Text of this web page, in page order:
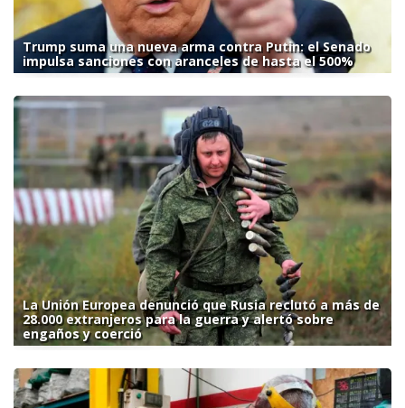
Trump suma una nueva arma contra Putin: el Senado
impulsa sanciones con aranceles de hasta el 500%
La Unión Europea denunció que Rusia reclutó a más de
28.000 extranjeros para la guerra y alertó sobre
engaños y coerció